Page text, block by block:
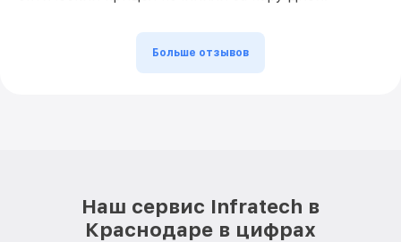
Больше отзывов
Наш сервис Infratech в
Краснодаре в цифрах